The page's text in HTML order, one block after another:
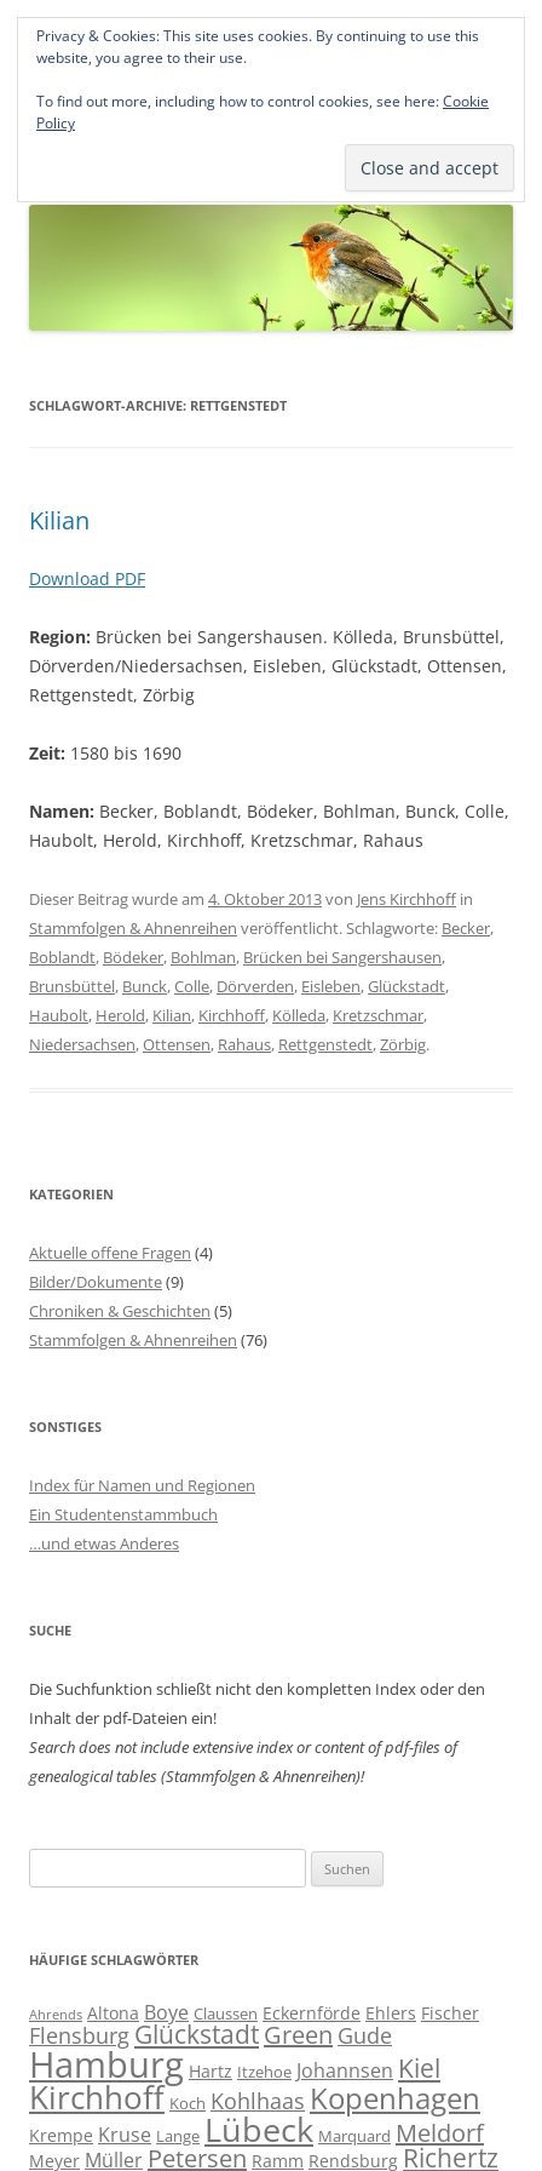
Norddeutsche Genealogien
Michael Kohlhaas und Jens Kirchhoff
springen
SCHLAGWORT-ARCHIVE: RETTGENSTEDT
Kilian
Download PDF
Region: Brücken bei Sangershausen. Kölleda, Brunsbüttel,
Dörverden/Niedersachsen, Eisleben, Glückstadt, Ottensen,
Rettgenstedt, Zörbig
Zeit: 1580 bis 1690
Namen: Becker, Boblandt, Bödeker, Bohlman, Bunck, Colle,
Haubolt, Herold, Kirchhoff, Kretzschmar, Rahaus
Dieser Beitrag wurde am 4. Oktober 2013von Jens Kirchhoffin
Stammfolgen & Ahnenreihen veröffentlicht. Schlagworte: Becker,
Boblandt, Bödeker, Bohlman, Brücken bei Sangershausen,
Brunsbüttel, Bunck,Colle, Dörverden, Eisleben,Glückstadt,
Haubolt, Herold, Kilian, Kirchhoff, Kölleda, Kretzschmar,
Niedersachsen,Ottensen, Rahaus, Rettgenstedt,Zörbig.
KATEGORIEN
Aktuelle offene Fragen (4)
Bilder/Dokumente(9)
Chroniken & Geschichten (5)
Stammfolgen & Ahnenreihen (76)
SONSTIGES
Index für Namen und Regionen
Ein Studentenstammbuch
…und etwas Anderes
SUCHE
Die Suchfunktion schließt nicht den kompletten Index oder den
Inhalt der pdf-Dateien ein!
Search does not include extensive index or content ofpdf-files of
genealogical tables (Stammfolgen & Ahnenreihen)!
nach:
HÄUFIGE SCHLAGWÖRTER
Ahrends Altona Boye Claussen Eckernförde Ehlers Fischer
Flensburg GlückstadtGreen Gude
Hamburg Hartz Itzehoe Johannsen Kiel
Kirchhoff Koch Kohlhaas Kopenhagen
Krempe Kruse Lange Lübeck Marquard Meldorf
Meyer Müller Petersen Ramm Rendsburg Richertz
Privacy & Cookies: This site uses cookies. By continuing to use this
website, you agree to their use.
To find out more, including how to control cookies, see here:Cookie
Policy